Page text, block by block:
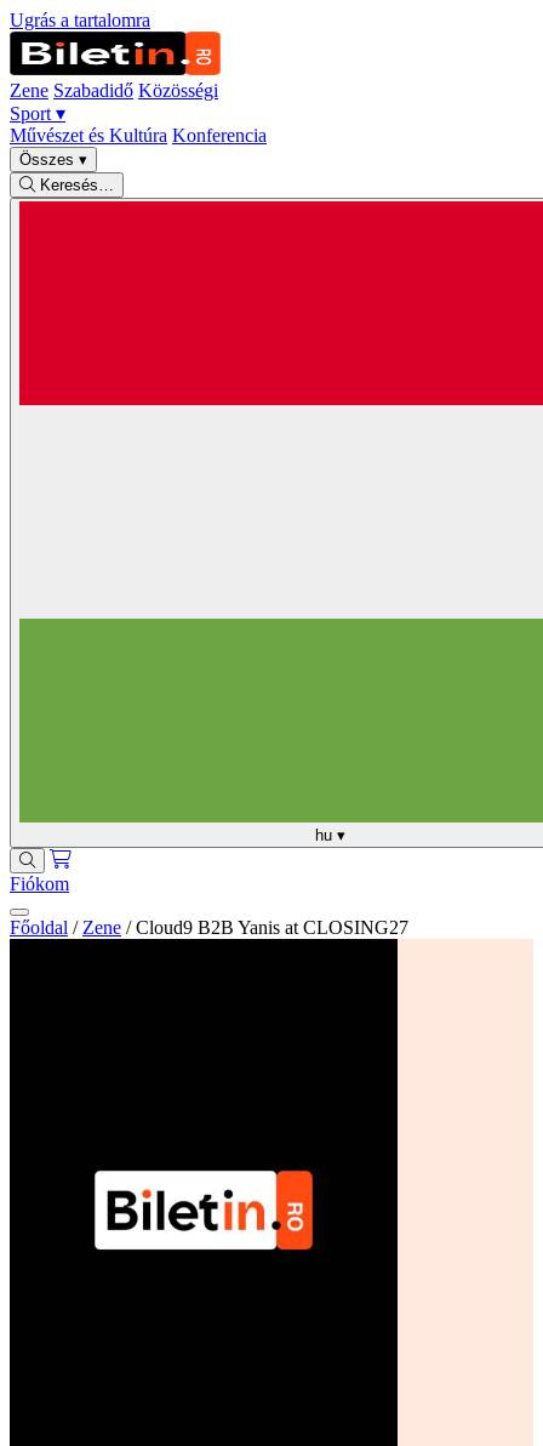
Ugrás a tartalomra
Zene Szabadidő Közösségi
Sport ▾
Művészet és Kultúra Konferencia
Összes ▾
Keresés…
hu ▾
Fiókom
Főoldal / Zene / Cloud9 B2B Yanis at CLOSING27